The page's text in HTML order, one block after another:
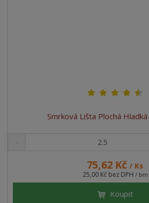
Smrková Lišta Plochá
75,62 Kč / Ks
25,00 Kč bez DPH / bm
Koupit